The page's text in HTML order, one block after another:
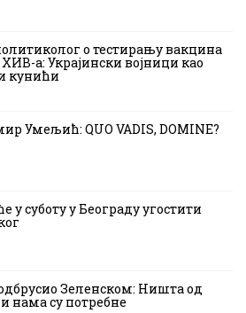
о тестирању вакцина
а: Украјински војници као
кунићи
Умељић: QUO VADIS, DOMINE?
у суботу у Београду угостити
Зеленском: Ништа од
и нама су потребне